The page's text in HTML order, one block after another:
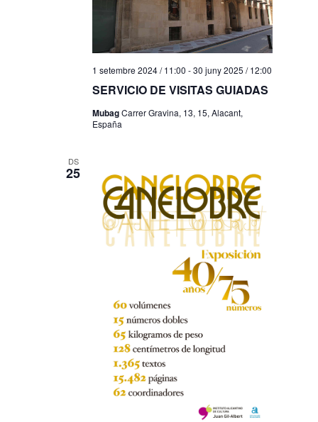
SERVICIO DE VISITAS GUIADAS
1 setembre 2024 / 11:00 -30 juny 2025 / 12:00
MubagCarrer Gravina, 13, 15, Alacant,
España
DS
25